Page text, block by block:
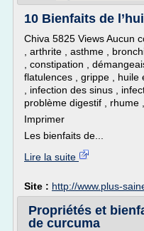
10 Bienfaits de
Chiva 5825 Views Aucun
, arthrite , asthme ,
, constipation ,
flatulences , grippe , huile
, infection des sinus ,
problème digestif , rhume
Imprimer
Les bienfaits de...
Lire la suite
Site : http://www.plus-
Propriétés et
de curcuma